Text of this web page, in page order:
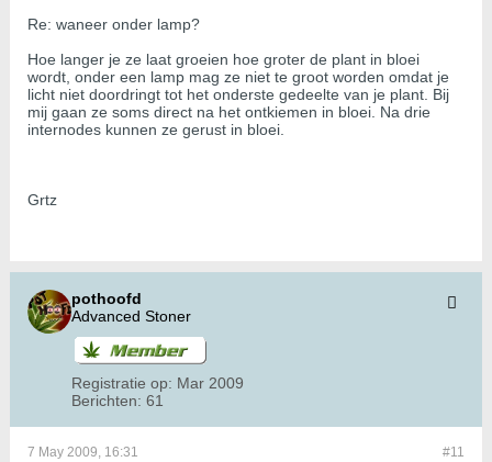
Re: waneer onder lamp?
Hoe langer je ze laat groeien hoe groter de plant in bloei
wordt, onder een lamp mag ze niet te groot worden omdat je
licht niet doordringt tot het onderste gedeelte van je plant. Bij
mij gaan ze soms direct na het ontkiemen in bloei. Na drie
internodes kunnen ze gerust in bloei.
Grtz
pothoofd
Advanced Stoner
Registratie op: Mar 2009
Berichten: 61
#11
7 May 2009, 16:31